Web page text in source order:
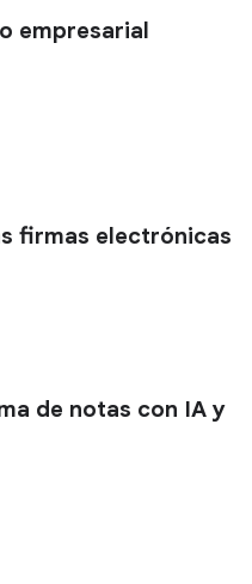
empresarial
firmas electrónicas
de notas con IA y